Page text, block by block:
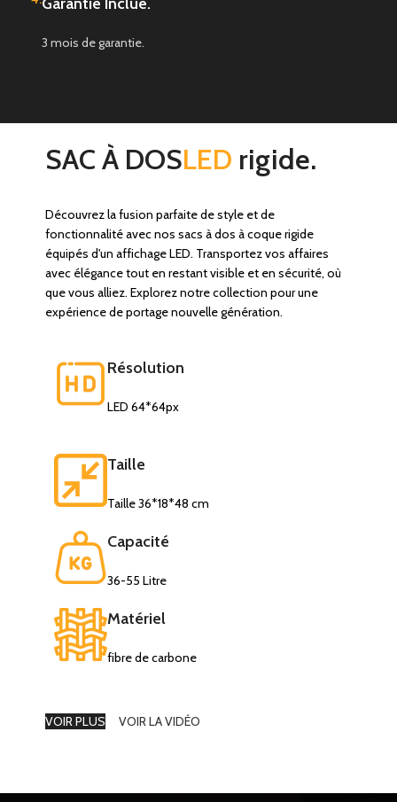
Garantie Inclue.
3 mois de garantie.
SAC À DOSLED rigide.
Découvrez la fusion parfaite de style et de
fonctionnalité avec nos sacs à dos à coque rigide
équipés d'un affichage LED. Transportez vos affaires
avec élégance tout en restant visible et en sécurité, où
que vous alliez. Explorez notre collection pour une
expérience de portage nouvelle génération.
Résolution
LED 64*64px
Taille
Taille 36*18*48 cm
Capacité
36-55 Litre
Matériel
fibre de carbone
VOIR PLUS VOIR LA VIDÉO